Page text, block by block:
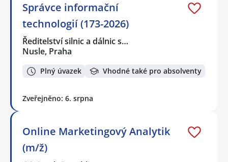
Správce informační
technologií (173-2026)
Ředitelství silnic a dálnic s…
Nusle, Praha
Plný úvazek Vhodné také pro absolventy
Zveřejněno: 6. srpna
Online Marketingový Analytik
(m/ž)